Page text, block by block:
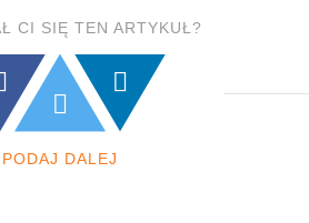
CI SIĘ TEN ARTYKUŁ?
PODAJ DALEJ